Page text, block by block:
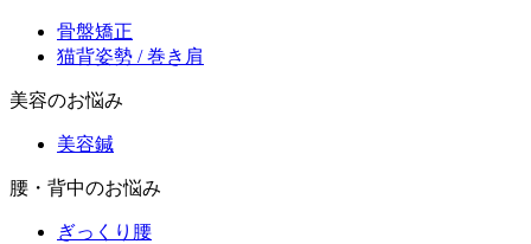
骨盤矯正
猫背姿勢 / 巻き肩
美容のお悩み
美容鍼
腰・背中のお悩み
ぎっくり腰